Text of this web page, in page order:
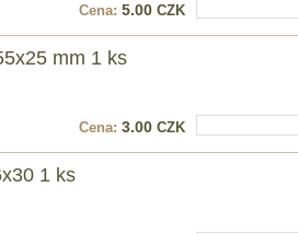
Cena: 5.00 CZK
mm 1 ks
Cena: 3.00 CZK
1 ks